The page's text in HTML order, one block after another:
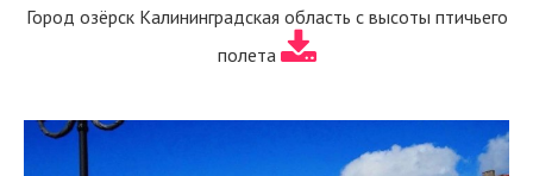
Город озёрск Калининградская область с высоты птичьего
полета